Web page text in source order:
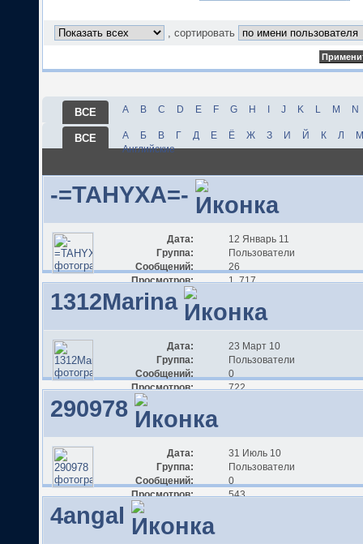
, сортировать
ВСЕ A B C D E F G H J K M N
ВСЕ А Б В Г Д Е Ё Ж З И Й К Л
М
Английские
-=TAHYXA=-
Дата:
12 Январь 11
Группа:
Пользователи
Сообщений:
26
Просмотров:
1 717
1312Marina
Дата:
23 Март 10
Группа:
Пользователи
Сообщений:
0
Просмотров:
722
290978
Дата:
31 Июль 10
Группа:
Пользователи
Сообщений:
0
Просмотров:
543
4angal